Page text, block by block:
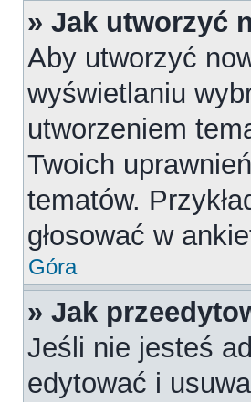
» Jak utworzyć
Aby utworzyć
wyświetlaniu
utworzeniem
Twoich
tematów.
głosować w
Góra
» Jak
Jeśli nie jesteś
edytować i